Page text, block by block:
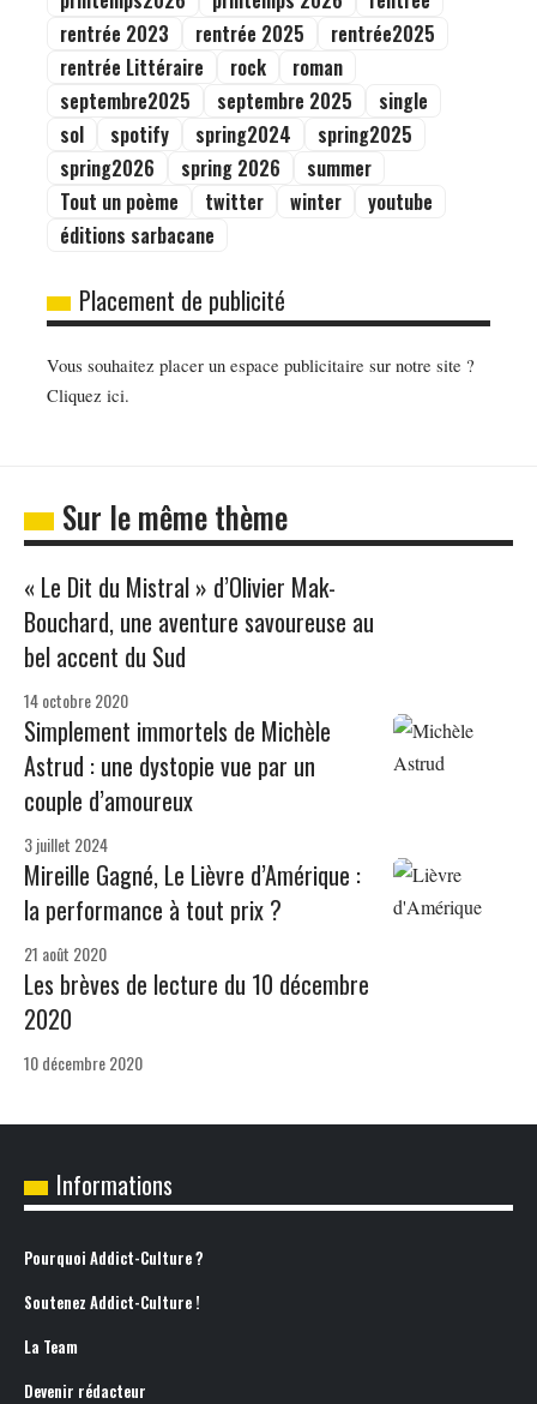
rentrée 2023
rentrée 2025
rentrée2025
rentrée Littéraire
rock
roman
septembre2025
septembre 2025
single
sol
spotify spring2024
spring2025
spring2026
spring 2026
summer
Tout un poème
twitter winter
youtube
éditions sarbacane
Placement de publicité
Vous souhaitez placer un espace publicitaire sur notre site ?
Cliquez ici.
Sur le même thème
« Le Dit du Mistral » d’Olivier Mak-
Bouchard, une aventure savoureuse au
bel accent du Sud
14 octobre 2020
Simplement immortels de Michèle
Astrud : une dystopie vue par un
couple d’amoureux
3 juillet 2024
Mireille Gagné, Le Lièvre d’Amérique :
la performance à tout prix ?
21 août 2020
Les brèves de lecture du 10 décembre
2020
10 décembre 2020
Informations
Pourquoi Addict-Culture ?
Soutenez Addict-Culture !
La Team
Devenir rédacteur